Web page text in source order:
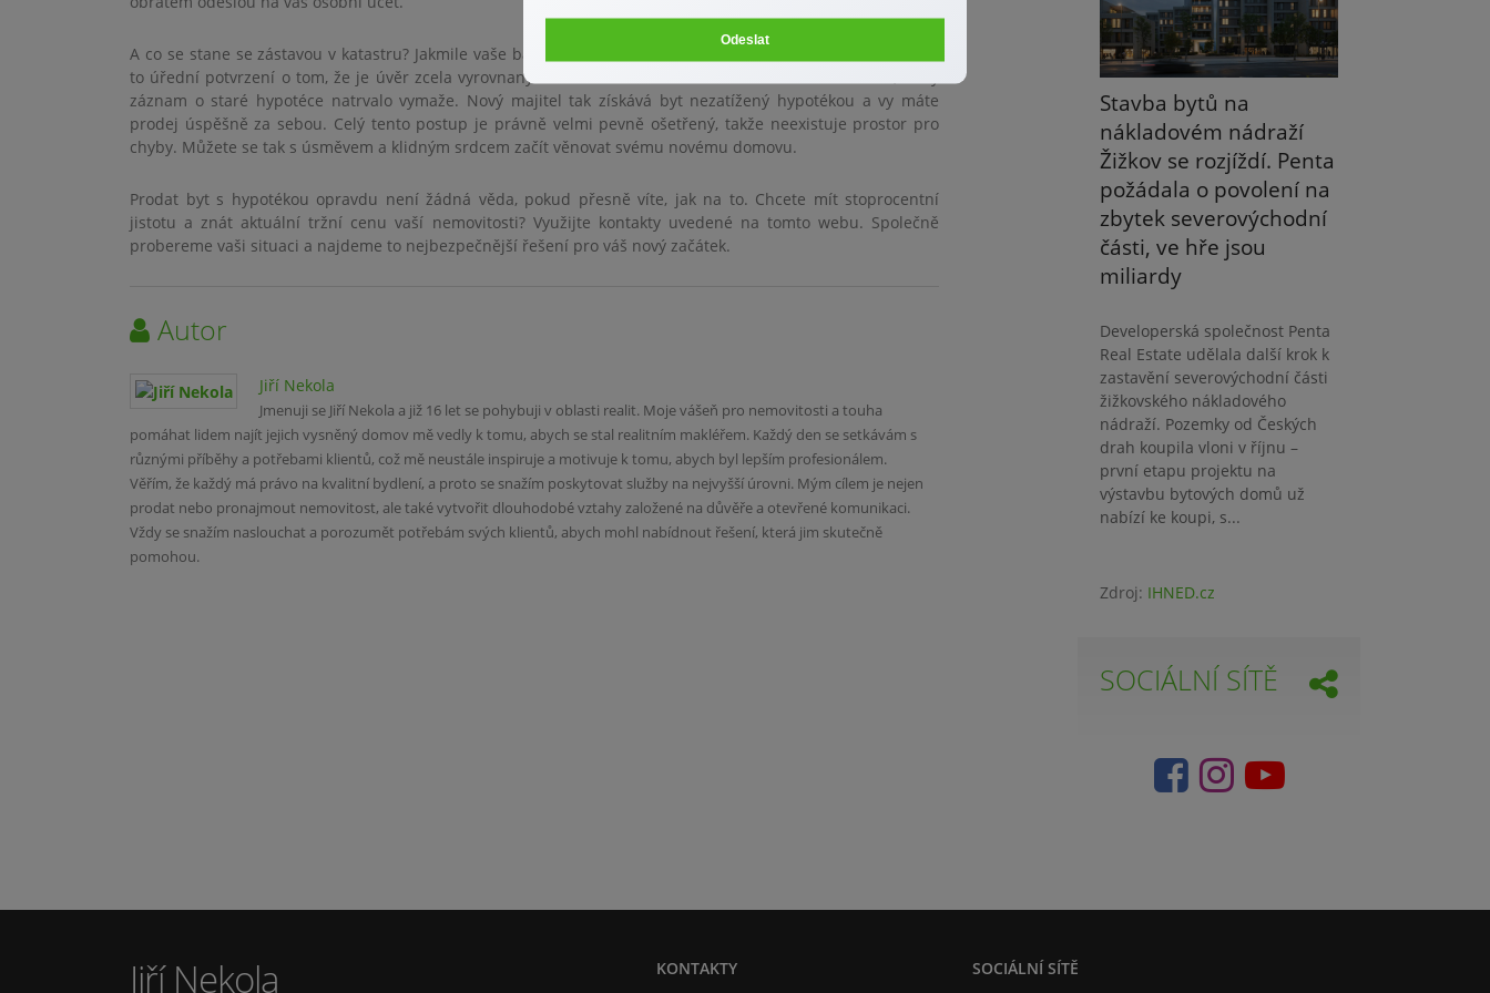
A co se stane se zástavou v katastru? Jakmile vaše banka obdrží dlužnou částku, vydá takzvanou kvitanci. Je
to úřední potvrzení o tom, že je úvěr zcela vyrovnaný. Tento dokument se doručí na katastrální úřad, který
záznam o staré hypotéce natrvalo vymaže. Nový majitel tak získává byt nezatížený hypotékou a vy máte
prodej úspěšně za sebou. Celý tento postup je právně velmi pevně ošetřený, takže neexistuje prostor pro
chyby. Můžete se tak s úsměvem a klidným srdcem začít věnovat svému novému domovu.
Prodat byt s hypotékou opravdu není žádná věda, pokud přesně víte, jak na to. Chcete mít stoprocentní
jistotu a znát aktuální tržní cenu vaší nemovitosti? Využijte kontakty uvedené na tomto webu. Společně
probereme vaši situaci a najdeme to nejbezpečnější řešení pro váš nový začátek.
Autor
Jiří Nekola
Jmenuji se Jiří Nekola a již 16 let se pohybuji v oblasti realit. Moje vášeň pro nemovitosti a touha
pomáhat lidem najít jejich vysněný domov mě vedly k tomu, abych se stal realitním makléřem. Každý den se setkávám s
různými příběhy a potřebami klientů, což mě neustále inspiruje a motivuje k tomu, abych byl lepším profesionálem.
Věřím, že každý má právo na kvalitní bydlení, a proto se snažím poskytovat služby na nejvyšší úrovni. Mým cílem je nejen
prodat nebo pronajmout nemovitost, ale také vytvořit dlouhodobé vztahy založené na důvěře a otevřené komunikaci.
Vždy se snažím naslouchat a porozumět potřebám svých klientů, abych mohl nabídnout řešení, která jim skutečně
pomohou.
Stavba bytů na
nákladovém nádraží
Žižkov se rozjíždí. Penta
požádala o povolení na
zbytek severovýchodní
části, ve hře jsou
miliardy
Developerská společnost Penta
Real Estate udělala další krok k
zastavění severovýchodní části
žižkovského nákladového
nádraží. Pozemky od Českých
drah koupila vloni v říjnu –
první etapu projektu na
výstavbu bytových domů už
nabízí ke koupi, s...
Zdroj: IHNED.cz
SOCIÁLNÍ SÍTĚ
Jiří Nekola KONTAKTY SOCIÁLNÍ SÍTĚ
Odeslat